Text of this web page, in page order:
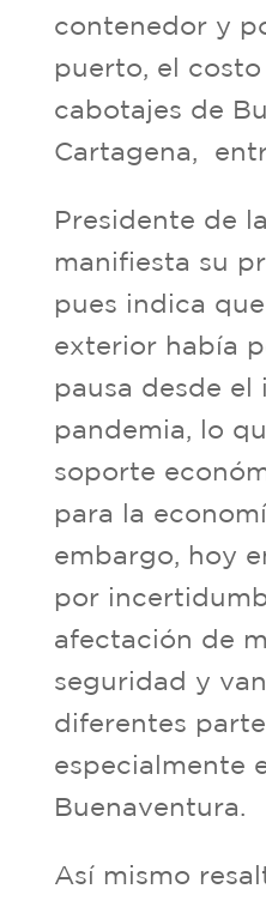
contenedor y
puerto, el
cabotajes de
Cartagena,
Presidente de
manifiesta su
pues indica
exterior había
pausa desde el
pandemia, lo
soporte
para la
embargo, hoy
por
afectación de
seguridad y
diferentes
especialmente
Buenaventura.
Así mismo